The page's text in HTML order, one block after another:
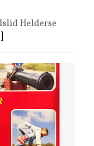
Helderse